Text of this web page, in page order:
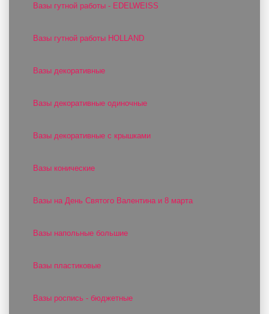
Вазы гутной работы - EDELWEISS
Вазы гутной работы HOLLAND
Вазы декоративные
Вазы декоративные одиночные
Вазы декоративные с крышками
Вазы конические
Вазы на День Святого Валентина и 8 марта
Вазы напольные большие
Вазы пластиковые
Вазы роспись - бюджетные